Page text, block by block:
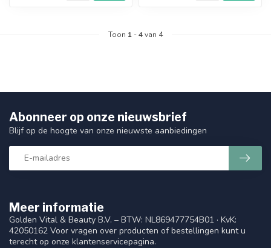
Toon 1 -4van 4
Meer informatie
Golden Vital & Beauty B.V. – BTW: NL869477754B01 · KvK:
42050162 Voor vragen over producten of bestellingen kunt u
terecht op onze klantenservicepagina.
Abonneer op onze nieuwsbrief
Blijf op de hoogte van onze nieuwste aanbiedingen